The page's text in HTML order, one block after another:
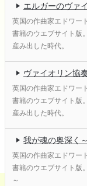
エルガーのヴァ
英国の作曲家エドワー
書籍のウエブサイト版
産み出した時代。
ヴァイオリン協
英国の作曲家エドワー
書籍のウエブサイト版
産み出した時代。
我が魂の奥深く
英国の作曲家エドワー
書籍のウエブサイト版
～